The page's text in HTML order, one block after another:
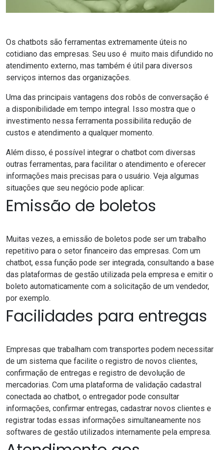
Os chatbots são ferramentas extremamente úteis no
cotidiano das empresas. Seu uso é muito mais difundido no
atendimento externo, mas também é útil para diversos
serviços internos das organizações.
Uma das principais vantagens dos robôs de conversação é
a disponibilidade em tempo integral. Isso mostra que o
investimento nessa ferramenta possibilita redução de
custos e atendimento a qualquer momento.
Além disso, é possível integrar o chatbot com diversas
outras ferramentas, para facilitar o atendimento e oferecer
informações mais precisas para o usuário. Veja algumas
situações que seu negócio pode aplicar:
Emissão de boletos
Muitas vezes, a emissão de boletos pode ser um trabalho
repetitivo para o setor financeiro das empresas. Com um
chatbot, essa função pode ser integrada, consultando a base
das plataformas de gestão utilizada pela empresa e emitir o
boleto automaticamente com a solicitação de um vendedor,
por exemplo.
Facilidades para entregas
Empresas que trabalham com transportes podem necessitar
de um sistema que facilite o registro de novos clientes,
confirmação de entregas e registro de devolução de
mercadorias. Com uma plataforma de validação cadastral
conectada ao chatbot, o entregador pode consultar
informações, confirmar entregas, cadastrar novos clientes e
registrar todas essas informações simultaneamente nos
softwares de gestão utilizados internamente pela empresa.